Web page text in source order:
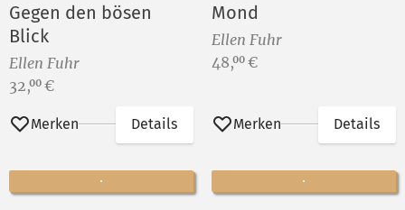
Gegen den bösen
Blick
Ellen Fuhr
Preis:
32,00 €
Merken Details
Mond
Ellen Fuhr
Preis:
48,00 €
Merken Details